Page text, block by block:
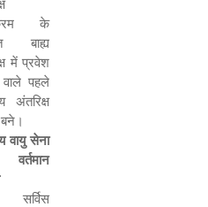
के
बाह्य
में प्रवेश
पहले
अंतरिक्ष
बने।
वायु सेना
सर्विस